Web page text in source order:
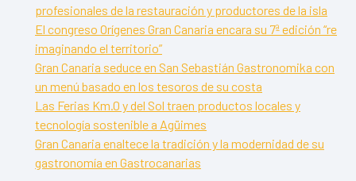
profesionales de la restauración y productores de la isla
El congreso Orígenes Gran Canaria encara su 7ª edición “re
imaginando el territorio”
Gran Canaria seduce en San Sebastián Gastronomika con
un menú basado en los tesoros de su costa
Las Ferias Km.0 y del Sol traen productos locales y
tecnología sostenible a Agüimes
Gran Canaria enaltece la tradición y la modernidad de su
gastronomía en Gastrocanarias